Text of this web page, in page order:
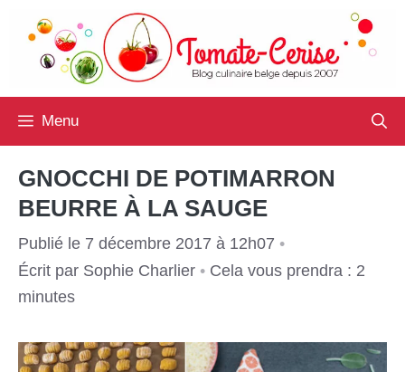
contenu
Menu
GNOCCHI DE POTIMARRON
BEURRE À LA SAUGE
Publié le 7 décembre 2017 à 12h07 •
Écrit par Sophie Charlier • Cela vous prendra : 2
minutes